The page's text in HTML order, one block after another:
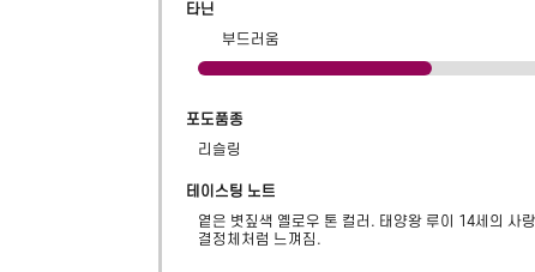
타닌
부드러움
포도품종
리슬링
테이스팅 노트
옅은 볏짚색 옐로우 톤 컬러. 태양왕 루이 14세의 사
결정체처럼 느껴짐.